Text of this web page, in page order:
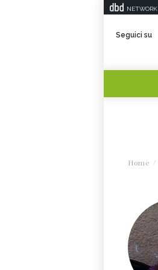
NETWORK
Seguici su
Home